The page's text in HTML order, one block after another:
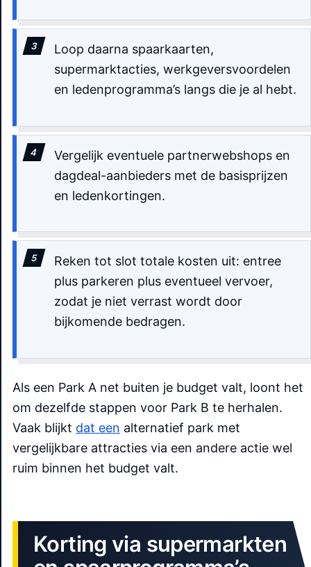
Loop daarna spaarkaarten,
supermarktacties, werkgeversvoordelen
en ledenprogramma’s langs die je al hebt.
Vergelijk eventuele partnerwebshops en
dagdeal-aanbieders met de basisprijzen
en ledenkortingen.
Reken tot slot totale kosten uit: entree
plus parkeren plus eventueel vervoer,
zodat je niet verrast wordt door
bijkomende bedragen.
Als een Park A net buiten je budget valt, loont het
om dezelfde stappen voor Park B te herhalen.
Vaak blijkt dat een alternatief park met
vergelijkbare attracties via een andere actie wel
ruim binnen het budget valt.
Korting via supermarkten